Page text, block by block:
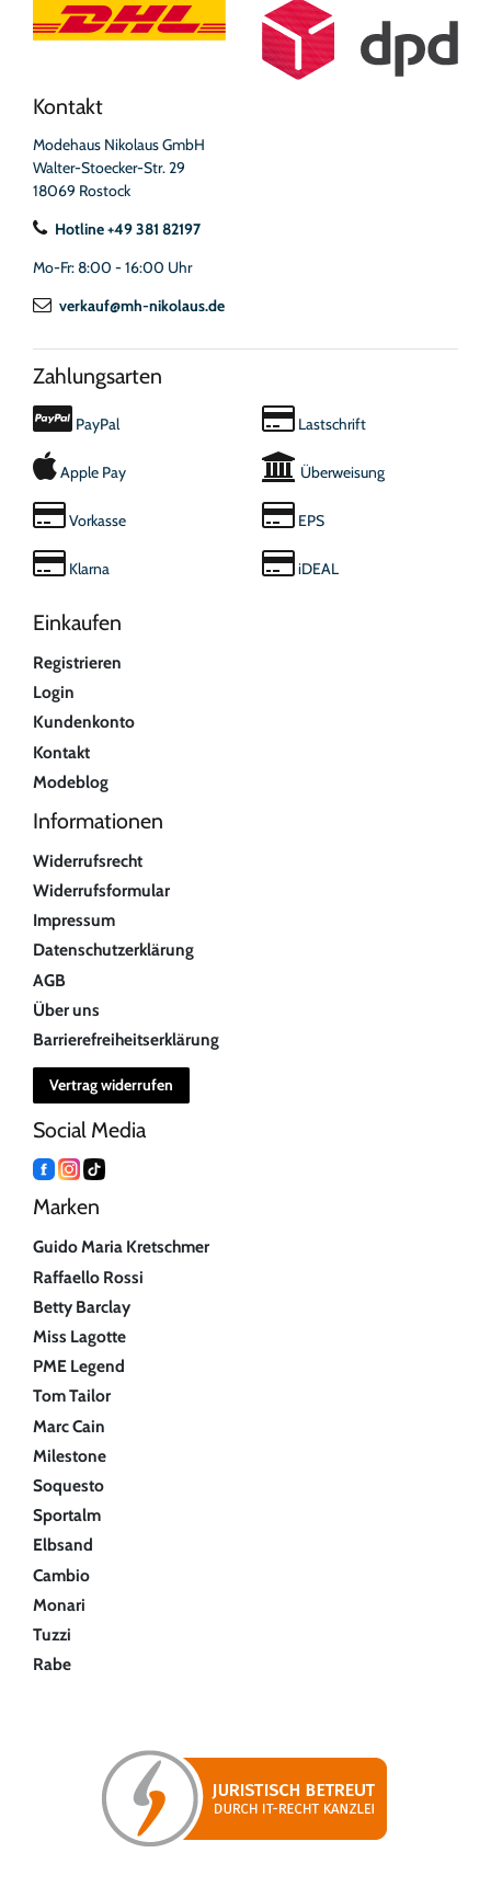
Kontakt
Modehaus Nikolaus GmbH
Walter-Stoecker-Str. 29
18069 Rostock
Hotline +49 381 82197
Mo-Fr: 8:00 - 16:00 Uhr
verkauf@mh-nikolaus.de
Zahlungsarten
PayPal
Apple Pay
Vorkasse
Klarna
Lastschrift
Überweisung
EPS
iDEAL
Einkaufen
Registrieren
Login
Kundenkonto
Kontakt
Modeblog
Informationen
Widerrufsrecht
Widerrufsformular
Impressum
Datenschutzerklärung
AGB
Über uns
Barrierefreiheitserklärung
Vertrag widerrufen
Social Media
Marken
Guido Maria Kretschmer
Raffaello Rossi
Betty Barclay
Miss Lagotte
PME Legend
Tom Tailor
Marc Cain
Milestone
Soquesto
Sportalm
Elbsand
Cambio
Monari
Tuzzi
Rabe